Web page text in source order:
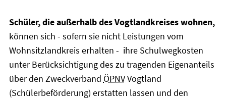
Schüler, die außerhalb des Vogtlandkreises wohnen,
können sich - sofern sie nicht Leistungen vom
Wohnsitzlandkreis erhalten - ihre Schulwegkosten
unter Berücksichtigung des zu tragenden Eigenanteils
über den Zweckverband ÖPNVVogtland
(Schülerbeförderung) erstatten lassen und den